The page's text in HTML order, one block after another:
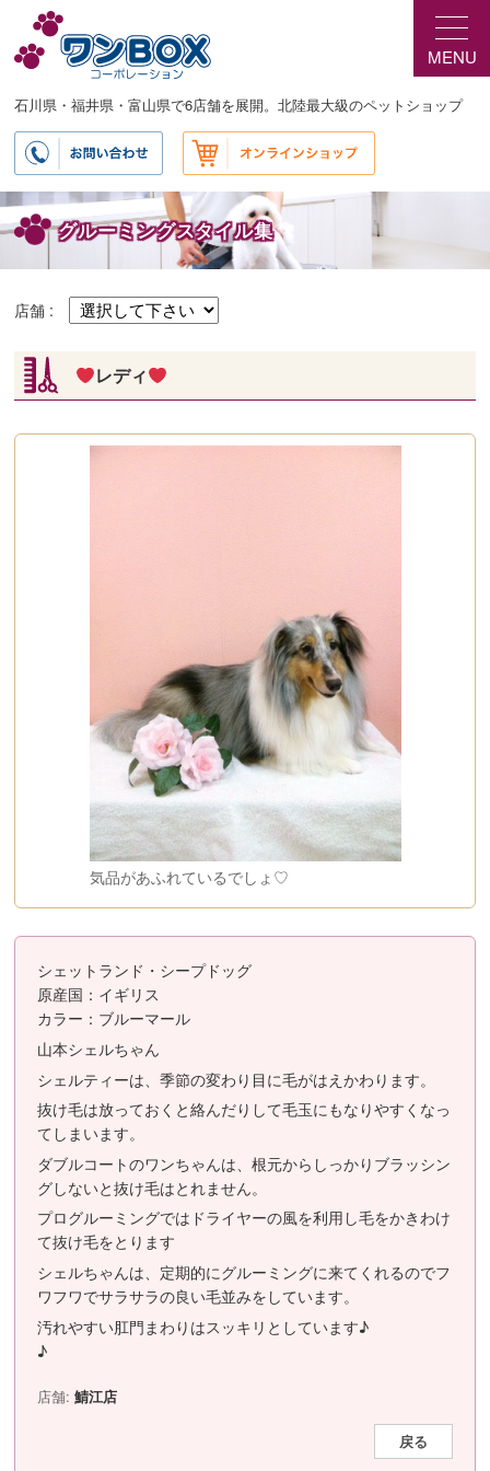
ン
ン
ツ
へ
移
動
MENU
石川県・福井県・富山県で6店舗を展開。北陸最大級のペットショップ
グルーミングスタイル集
店舗 :
レディ
気品があふれているでしょ♡
シェットランド・シープドッグ
原産国：イギリス
カラー：ブルーマール
山本シェルちゃん
シェルティーは、季節の変わり目に毛がはえかわります。
抜け毛は放っておくと絡んだりして毛玉にもなりやすくなっ
てしまいます。
ダブルコートのワンちゃんは、根元からしっかりブラッシン
グしないと抜け毛はとれません。
プログルーミングではドライヤーの風を利用し毛をかきわけ
て抜け毛をとります
シェルちゃんは、定期的にグルーミングに来てくれるのでフ
ワフワでサラサラの良い毛並みをしています。
汚れやすい肛門まわりはスッキリとしています♪
♪
店舗:鯖江店
戻る